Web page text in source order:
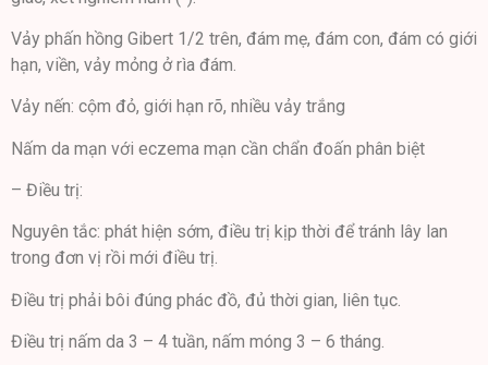
Vảy phấn hồng Gibert 1/2 trên, đám mẹ, đám con, đám có giới
hạn, viền, vảy mỏng ở rìa đám.
Vảy nến: cộm đỏ, giới hạn rõ, nhiều vảy trắng
Nấm da mạn với eczema mạn cần chẩn đoấn phân biệt
– Điều trị:
Nguyên tắc: phát hiện sớm, điều trị kịp thời để tránh lây lan
trong đơn vị rồi mới điều trị.
Điều trị phải bôi đúng phác đồ, đủ thời gian, liên tục.
Điều trị nấm da 3 – 4 tuần, nấm móng 3 – 6 tháng.